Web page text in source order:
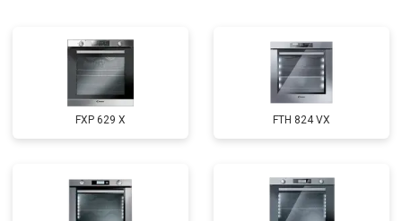
FXP 629 X FTH 824 VX